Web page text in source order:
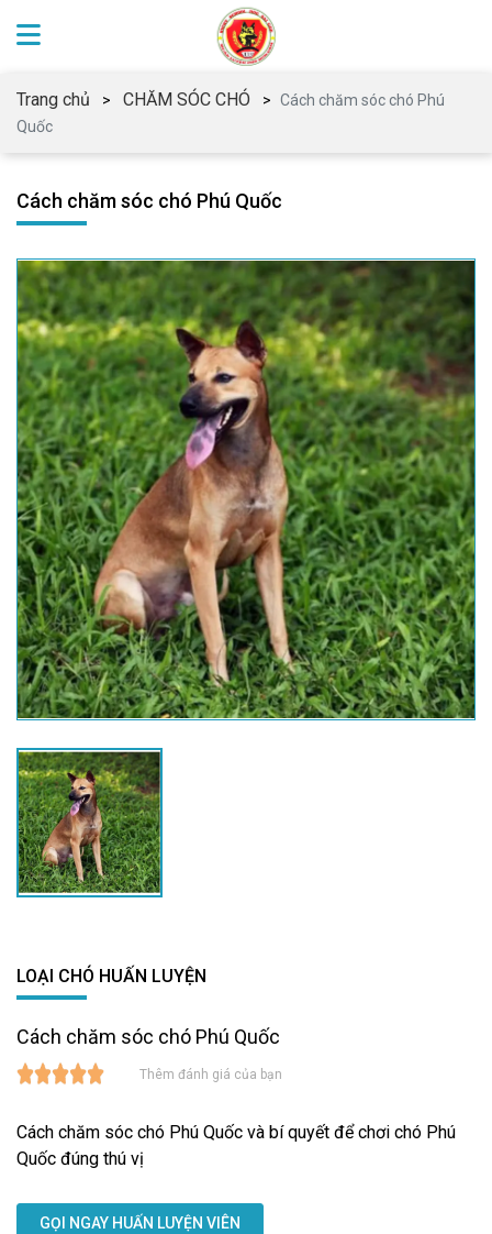
Trang chủ CHĂM SÓC CHÓ
Cách chăm sóc chó Phú
Quốc
Cách chăm sóc chó Phú Quốc
LOẠI CHÓ HUẤN LUYỆN
Cách chăm sóc chó Phú Quốc
Thêm đánh giá của bạn
Cách chăm sóc chó Phú Quốc và bí quyết để chơi chó Phú
Quốc đúng thú vị
GỌI NGAY HUẤN LUYỆN VIÊN